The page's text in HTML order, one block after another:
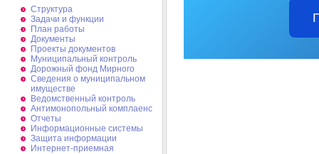
Структура
Задачи и функции
План работы
Документы
Проекты документов
Муниципальный контроль
Дорожный фонд Мирного
Cведения о муниципальном
имуществе
Ведомственный контроль
Антимонопольный комплаенс
Отчеты
Информационные системы
Защита информации
Интернет-приемная